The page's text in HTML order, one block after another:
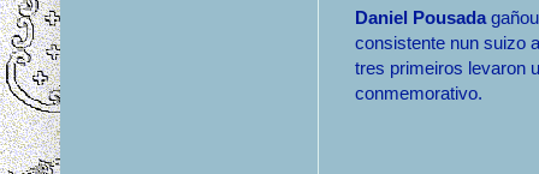
Daniel Pousada
consistente nun suizo
tres primeiros levaron
conmemorativo.